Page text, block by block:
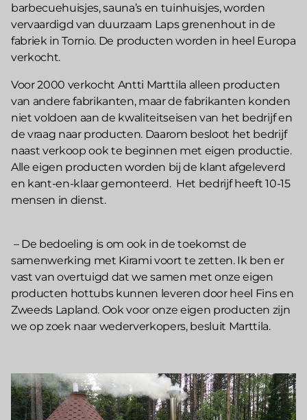
barbecuehuisjes, sauna’s en tuinhuisjes, worden
vervaardigd van duurzaam Laps grenenhout in de
fabriek in Tornio. De producten worden in heel Europa
verkocht.
Voor 2000 verkocht Antti Marttila alleen producten
van andere fabrikanten, maar de fabrikanten konden
niet voldoen aan de kwaliteitseisen van het bedrijf en
de vraag naar producten. Daarom besloot het bedrijf
naast verkoop ook te beginnen met eigen productie.
Alle eigen producten worden bij de klant afgeleverd
en kant-en-klaar gemonteerd. Het bedrijf heeft 10-15
mensen in dienst.
– De bedoeling is om ook in de toekomst de
samenwerking met Kirami voort te zetten. Ik ben er
vast van overtuigd dat we samen met onze eigen
producten hottubs kunnen leveren door heel Fins en
Zweeds Lapland. Ook voor onze eigen producten zijn
we op zoek naar wederverkopers, besluit Marttila.